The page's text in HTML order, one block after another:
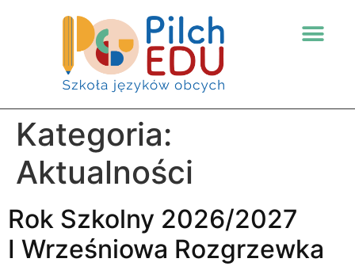
Kategoria:
Aktualności
Rok Szkolny 2026/2027
I Wrześniowa Rozgrzewka